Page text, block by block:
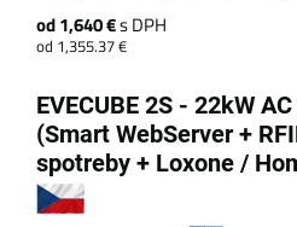
od 1,640 €s DPH
od 1,355.37 €
EVECUBE 2S - 22kW
(Smart WebServer +
spotreby + Loxone /